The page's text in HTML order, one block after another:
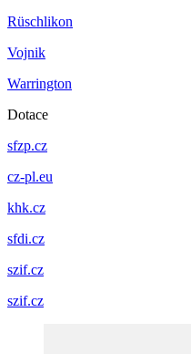
Rüschlikon
Vojnik
Warrington
Dotace
sfzp.cz
cz-pl.eu
khk.cz
sfdi.cz
szif.cz
szif.cz